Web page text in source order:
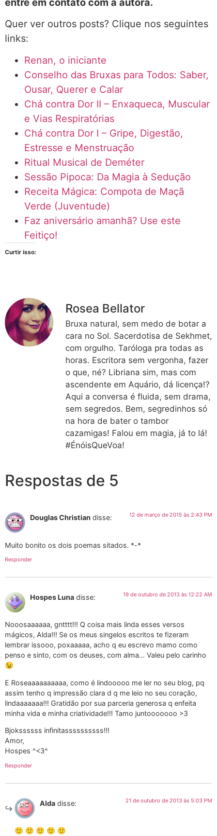
entre em contato com a autora.
Quer ver outros posts? Clique nos seguintes
links:
Renan, o iniciante
Conselho das Bruxas para Todos: Saber,
Ousar, Querer e Calar
Chá contra Dor II – Enxaqueca, Muscular
e Vias Respiratórias
Chá contra Dor I – Gripe, Digestão,
Estresse e Menstruação
Ritual Musical de Deméter
Sessão Pipoca: Da Magia à Sedução
Receita Mágica: Compota de Maçã
Verde (Juventude)
Faz aniversário amanhã? Use este
Feitiço!
Curtir isso:
Rosea Bellator
Bruxa natural, sem medo de botar a
cara no Sol. Sacerdotisa de Sekhmet,
com orgulho. Taróloga pra todas as
horas. Escritora sem vergonha, fazer
o que, né? Libriana sim, mas com
ascendente em Aquário, dá licença!?
Aqui a conversa é fluida, sem drama,
sem segredos. Bem, segredinhos só
na hora de bater o tambor
cazamigas! Falou em magia, já to lá!
#ÉnóisQueVoa!
Respostas de 5
Douglas Christian disse: 12 de março de 2015 às 2:43 PM
Muito bonito os dois poemas sitados. *-*
Responder
Hospes Luna disse: 19 de outubro de 2013 às 12:22 AM
Nooosaaaaaa, gntttt!!! Q coisa mais linda esses versos
mágicos, Alda!!! Se os meus singelos escritos te fizeram
lembrar issooo, poxaaaaa, acho q eu escrevo mamo como
penso e sinto, com os deuses, com alma… Valeu pelo carinho
😉
E Roseaaaaaaaaaa, como é lindooooo me ler no seu blog, pq
assim tenho q impressão clara d q me leio no seu coração,
lindaaaaaaa!!! Gratidão por sua parceria generosa q enfeita
minha vida e minha criatividade!!! Tamo juntooooooo >3
Bjokssssss infinitassssssssss!!!
Amor,
Hospes ^<3^
Responder
Alda disse: 21 de outubro de 2013 às 5:03 PM
🙂 🙂 🙂 🙂 🙂